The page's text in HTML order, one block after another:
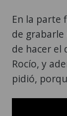
En la parte
de grabarle
de hacer el
Rocío, y
pidió,